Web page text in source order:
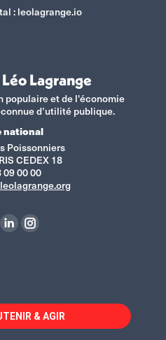
: leolagrange.io
Lagrange
et de l'économie
d’utilité publique.
national
Poissonniers
CEDEX 18
09 00 00
La
dans
une
La
dans
une
& AGIR